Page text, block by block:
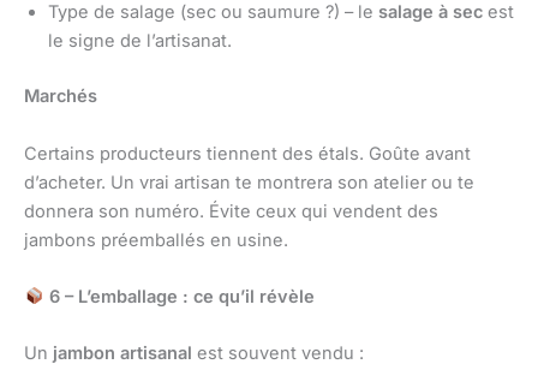
Type de salage (sec ou saumure ?) – le salage à sec est
le signe de l’artisanat.
Marchés
Certains producteurs tiennent des étals. Goûte avant
d’acheter. Un vrai artisan te montrera son atelier ou te
donnera son numéro. Évite ceux qui vendent des
jambons préemballés en usine.
6 – L’emballage : ce qu’il révèle
Un jambon artisanal est souvent vendu :